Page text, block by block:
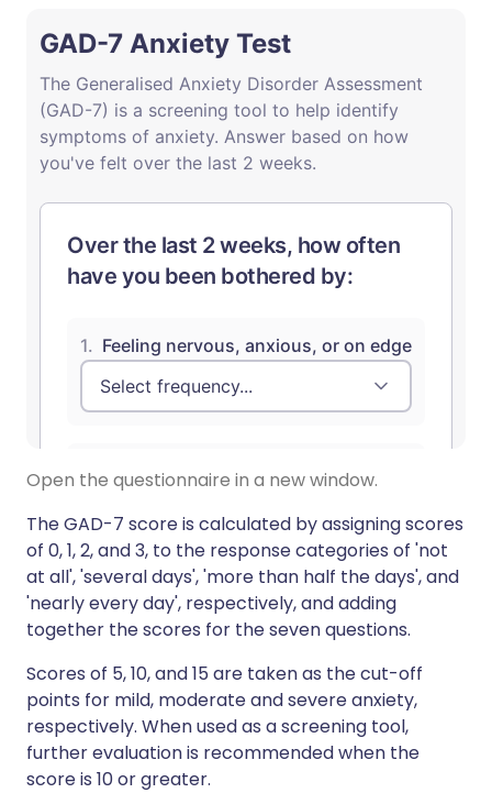
Open the questionnaire in a new window.
The GAD-7 score is calculated by assigning scores
of 0, 1, 2, and 3, to the response categories of 'not
at all', 'several days', 'more than half the days', and
'nearly every day', respectively, and adding
together the scores for the seven questions.
Scores of 5, 10, and 15 are taken as the cut-off
points for mild, moderate and severe anxiety,
respectively. When used as a screening tool,
further evaluation is recommended when the
score is 10 or greater.